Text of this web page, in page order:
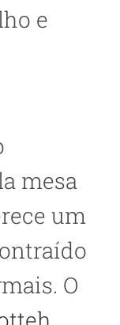
e
mesa
um
O